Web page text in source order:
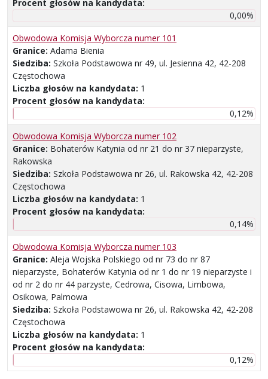
Procent głosów na kandydata:
0,00%
Obwodowa Komisja Wyborcza numer 101
Granice: Adama Bienia
Siedziba: Szkoła Podstawowa nr 49, ul. Jesienna 42, 42-208
Częstochowa
Liczba głosów na kandydata: 1
Procent głosów na kandydata:
0,12%
Obwodowa Komisja Wyborcza numer 102
Granice: Bohaterów Katynia od nr 21 do nr 37 nieparzyste,
Rakowska
Siedziba: Szkoła Podstawowa nr 26, ul. Rakowska 42, 42-208
Częstochowa
Liczba głosów na kandydata: 1
Procent głosów na kandydata:
0,14%
Obwodowa Komisja Wyborcza numer 103
Granice: Aleja Wojska Polskiego od nr 73 do nr 87
nieparzyste, Bohaterów Katynia od nr 1 do nr 19 nieparzyste i
od nr 2 do nr 44 parzyste, Cedrowa, Cisowa, Limbowa,
Osikowa, Palmowa
Siedziba: Szkoła Podstawowa nr 26, ul. Rakowska 42, 42-208
Częstochowa
Liczba głosów na kandydata: 1
Procent głosów na kandydata:
0,12%